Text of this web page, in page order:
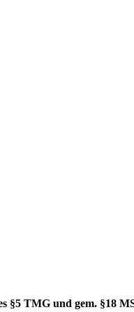
§5 TMG und gem. §18